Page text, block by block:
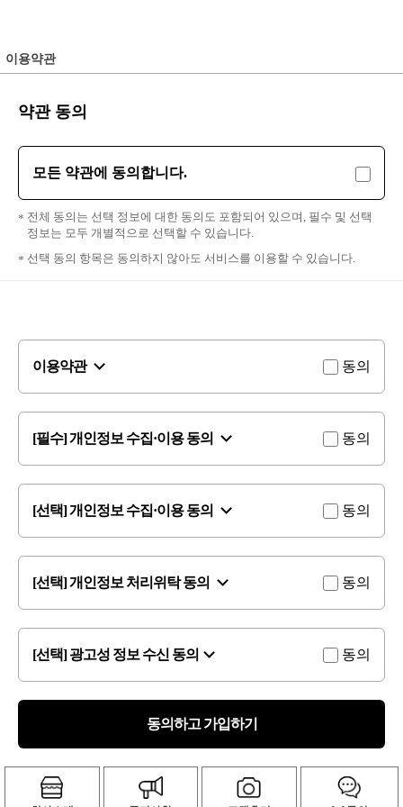
이용약관
약관 동의
모든 약관에 동의합니다.
전체 동의는 선택 정보에 대한 동의도 포함되어 있으며, 필수 및 선택
정보는 모두 개별적으로 선택할 수 있습니다.
선택 동의 항목은 동의하지 않아도 서비스를 이용할 수 있습니다.
이용약관 동의
[필수] 개인정보 수집·이용 동의 동의
[선택] 개인정보 수집·이용 동의 동의
[선택] 개인정보 처리위탁 동의 동의
[선택] 광고성 정보 수신 동의 동의
동의하고 가입하기